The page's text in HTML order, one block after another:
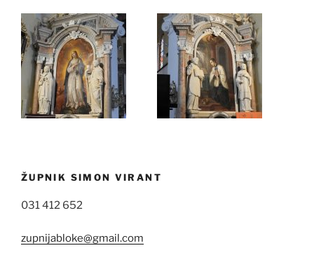
ŽUPNIK SIMON VIRANT
031 412 652
zupnijabloke@gmail.com